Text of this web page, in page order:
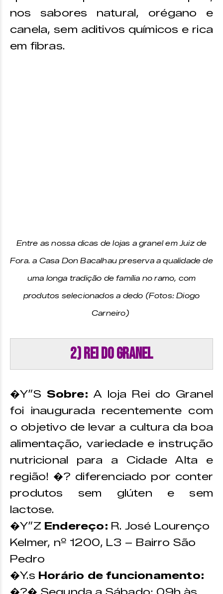
nos sabores natural, orégano e
canela, sem aditivos químicos e rica
em fibras.
Entre as nossa dicas de lojas a granel em Juiz de
Fora. a Casa Don Bacalhau preserva a qualidade de
uma longa tradição de família no ramo, com
produtos selecionados a dedo (Fotos: Diogo
Carneiro)
2) Rei do Granel
�Y”S Sobre:A loja Rei do Granel
foi inaugurada recentemente com
o objetivo de levar a cultura da boa
alimentação, variedade e instrução
nutricional para a Cidade Alta e
região! �? diferenciado por conter
produtos sem glúten e sem
lactose.
�Y”Z Endereço: R. José Lourenço
Kelmer, nº 1200, L3 – Bairro São
Pedro
�Y.s Horário de funcionamento: